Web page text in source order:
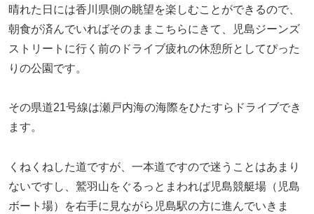
晴れた日には香川県側の眺望を楽しむことができるので、
朝食が済んでいればそのままこちらにきて、児島ジーンズ
ストリートに行く前のドライブ疲れの休憩所としてぴった
りの公園です。
その県道21号線は瀬戸内海の海際をひたすらドライブでき
ます。
くねくねした道ですが、一本道ですので迷うことはあまり
ないですし、鷲羽山をぐるっとまわれば児島競艇場（児島
ボート場）を右手に見ながら児島駅の方に進んでいきま